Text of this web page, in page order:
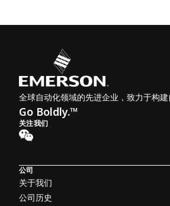
全球自动化领域的先进企业，致力于构建
Go Boldly.™
关注我们
公司
关于我们
公司历史